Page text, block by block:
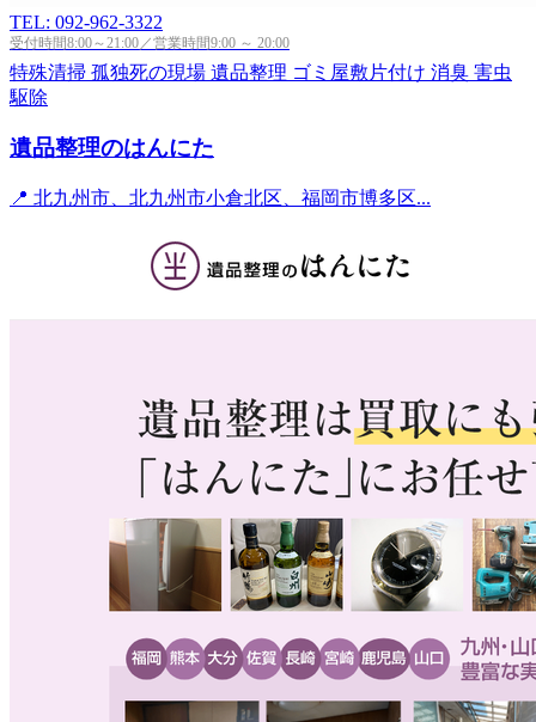
TEL: 092-962-3322
受付時間8:00～21:00／営業時間9:00 ～ 20:00
特殊清掃 孤独死の現場 遺品整理 ゴミ屋敷片付け 消臭 害虫
駆除
遺品整理のはんにた
📍 北九州市、北九州市小倉北区、福岡市博多区...